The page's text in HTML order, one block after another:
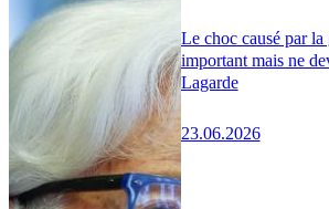
Le choc causé par la
important mais ne
Lagarde
23.06.2026